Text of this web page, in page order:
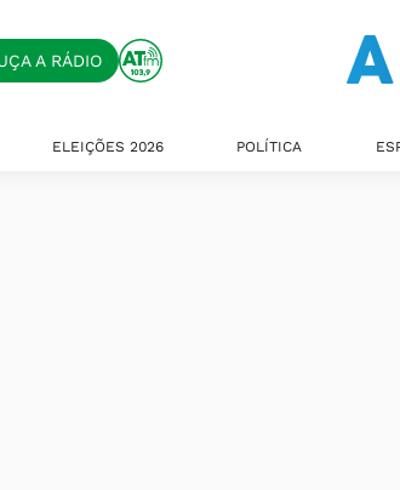
A RÁDIO
ELEIÇÕES 2026 POLÍTICA